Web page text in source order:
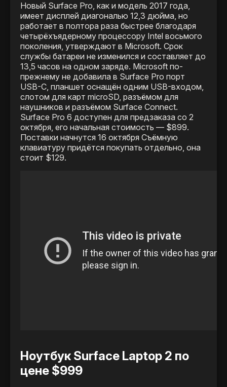
Новый Surface Pro, как и модель 2017 года,
имеет дисплей диагональю 12,3 дюйма, но
работает в полтора раза быстрее благодаря
четырёхъядерному процессору Intel восьмого
поколения, утверждают в Microsoft. Срок
службы батареи не изменился и составляет до
13,5 часов на одном заряде. Microsoft по-
прежнему не добавила в Surface Pro порт
USB-C, планшет оснащён одним USB-входом,
слотом для карт microSD, разъёмом для
наушников и разъёмом Surface Connect.
Surface Pro 6 доступен для предзаказа со 2
октября, его начальная стоимость — $899.
Поставки начнутся 16 октября Съёмную
клавиатуру придётся покупать отдельно, она
стоит $129.
Ноутбук Surface Laptop 2 по
цене $999